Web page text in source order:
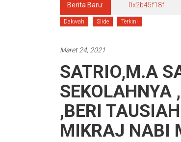
Berita Baru: 0x2b45f18f
Dakwah Slide Terkini
Maret 24, 2021
SATRIO,M.A
SEKOLAHNYA
,BERI
MIKRAJ NABI